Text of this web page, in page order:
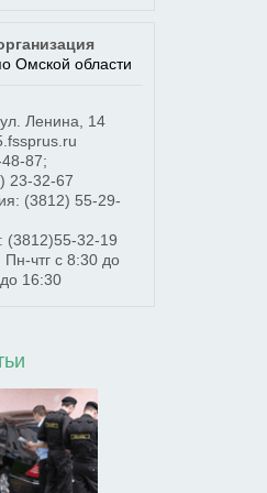
Омской области
ул. Ленина, 14
87;
23-32-67
(3812) 55-29-
(3812)55-32-19
чтг с 8:30 до
16:30